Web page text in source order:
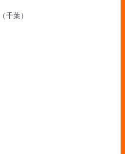
千葉）